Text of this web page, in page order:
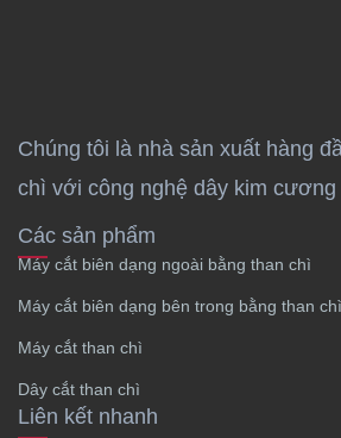
Chúng tôi là nhà sản xuất hàng
chì với công nghệ dây kim cương
Các sản phẩm
Máy cắt biên dạng ngoài bằng than chì
Máy cắt biên dạng bên trong bằng than chì
Máy cắt than chì
Dây cắt than chì
Liên kết nhanh